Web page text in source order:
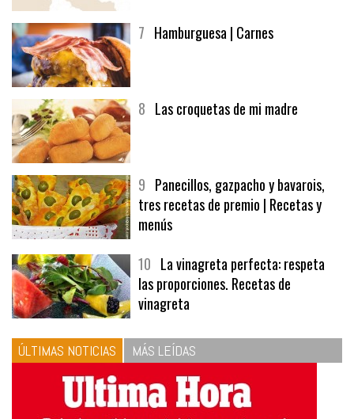
9Panecillos, gazpacho y bavarois,
tres recetas de premio | Recetas y
menús
10La vinagreta perfecta: respeta
las proporciones. Recetas de
vinagreta
ÚLTIMAS NOTICIAS MÁS LEÍDAS